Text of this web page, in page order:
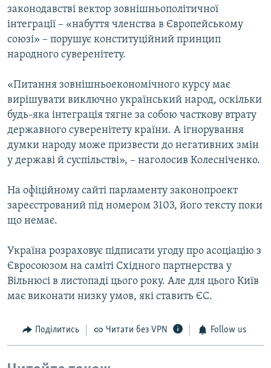
законодавстві вектор зовнішньополітичної
інтеграції – «набуття членства в Європейському
союзі» – порушує конституційний принцип
народного суверенітету.
«Питання зовнішньоекономічного курсу має
вирішувати виключно український народ, оскільки
будь-яка інтеграція тягне за собою часткову втрату
державного суверенітету країни. А ігнорування
думки народу може призвести до негативних змін
у державі й суспільстві», – наголосив Колесніченко.
На офіційному сайті парламенту законопроект
зареєстрований під номером 3103, його тексту поки
що немає.
Україна розраховує підписати угоду про асоціацію з
Євросоюзом на саміті Східного партнерства у
Вільнюсі в листопаді цього року. Але для цього Київ
має виконати низку умов, які ставить ЄС.
Поділитись Читати без VPN Follow us